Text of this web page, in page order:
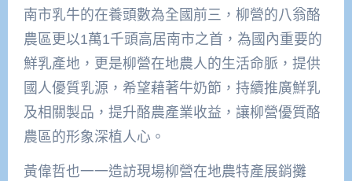
南市乳牛的在養頭數為全國前三，柳營的八翁酪
農區更以1萬1千頭高居南市之首，為國內重要的
鮮乳產地，更是柳營在地農人的生活命脈，提供
國人優質乳源，希望藉著牛奶節，持續推廣鮮乳
及相關製品，提升酪農產業收益，讓柳營優質酪
農區的形象深植人心。
黃偉哲也一一造訪現場柳營在地農特產展銷攤